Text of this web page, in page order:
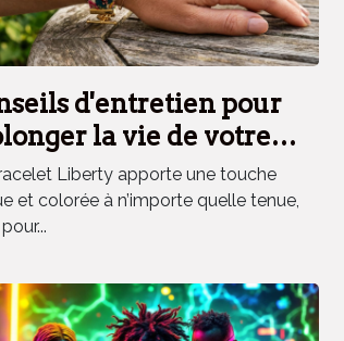
d'entretien pour
la vie de votre
Liberty
Liberty apporte une touche
et colorée à n’importe quelle tenue,